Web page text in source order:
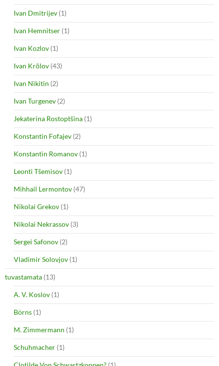
Ivan Dmitrijev (1)
Ivan Hemnitser (1)
Ivan Kozlov (1)
Ivan Krõlov (43)
Ivan Nikitin (2)
Ivan Turgenev (2)
Jekaterina Rostoptšina (1)
Konstantin Fofajev (2)
Konstantin Romanov (1)
Leonti Tšemisov (1)
Mihhail Lermontov (47)
Nikolai Grekov (1)
Nikolai Nekrassov (3)
Sergei Safonov (2)
Vladimir Solovjov (1)
tuvastamata (13)
A. V. Koslov (1)
Börns (1)
M. Zimmermann (1)
Schuhmacher (1)